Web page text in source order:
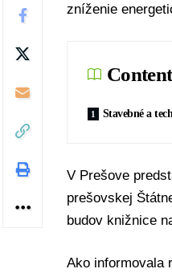
zníženie
Stavebné a
V Prešove
prešovskej
budov knižnice
Ako informovala